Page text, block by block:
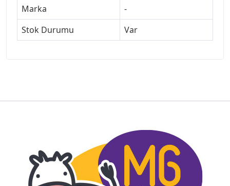
Marka
-
Stok Durumu
Var